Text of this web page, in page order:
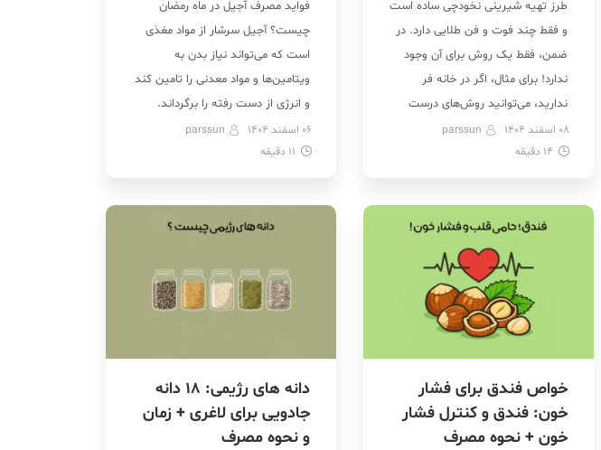
طرز تهیه شیرینی نخودچی ساده است
و فقط چند فوت و فن طلایی دارد. در
ضمن، فقط یک روش برای آن وجود
ندارد! برای مثال، اگر در خانه فر
ندارید، می‌توانید روش‌های درست
کردن این شیرینی با قابلمه یا حتی
توستر را امتحان کنید. همچنین این
[…]
08 اسفند 1404
parssun
14 دقیقه
فواید مصرف آجیل در ماه رمضان
چیست؟ آجیل سرشار از مواد مغذی
است که می‌تواند نیاز بدن به
ویتامین‌ها و مواد معدنی را تامین کند
و انرژی از دست رفته را برگرداند.
همچنین، اگر مشکل یبوست دارید،
آجیل به عنوان منبع فیبر می‌تواند به
استخوان ها، کمک به حس سیری، […]
06 اسفند 1404
parssun
11 دقیقه
خواص فندق برای فشار
خون: فندق و کنترل فشار
خون + نحوه مصرف
دانه های رژیمی: 18 دانه
جادویی برای لاغری + زمان
و نحوه مصرف